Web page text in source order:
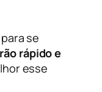
se
rápido e
esse